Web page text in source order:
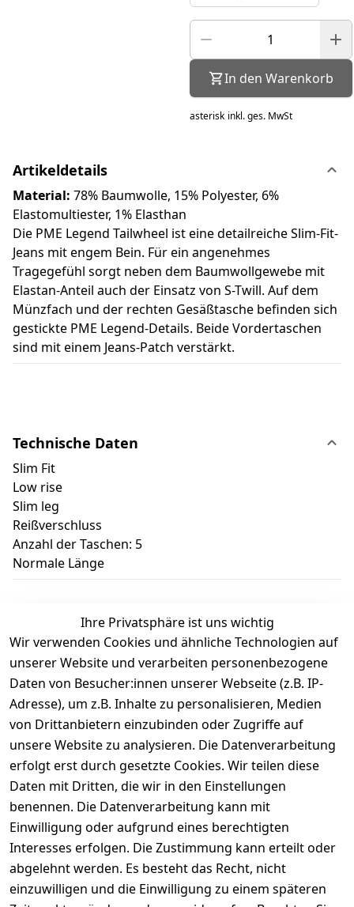
In den Warenkorb
asterisk inkl. ges. MwSt
Artikeldetails
Material: 78% Baumwolle, 15% Polyester, 6%
Elastomultiester, 1% Elasthan
Die PME Legend Tailwheel ist eine detailreiche Slim-Fit-
Jeans mit engem Bein. Für ein angenehmes
Tragegefühl sorgt neben dem Baumwollgewebe mit
Elastan-Anteil auch der Einsatz von S-Twill. Auf dem
Münzfach und der rechten Gesäßtasche befinden sich
gestickte PME Legend-Details. Beide Vordertaschen
sind mit einem Jeans-Patch verstärkt.
Technische Daten
Slim Fit
Low rise
Slim leg
Reißverschluss
Anzahl der Taschen: 5
Normale Länge
Kundenbewertungen
Durchschnittliche Bewertung
0
Basierend auf 0 Bewertung(en)
Bewertung abgeben
( 0 )
4
( 0 )
3
( 0 )
2
( 0 )
1
( 0 )
Ihre Privatsphäre ist uns wichtig
Wir verwenden Cookies und ähnliche Technologien auf
unserer Website und verarbeiten personenbezogene
Daten von Besucher:innen unserer Webseite (z.B. IP-
Adresse), um z.B. Inhalte zu personalisieren, Medien
von Drittanbietern einzubinden oder Zugriffe auf
unsere Website zu analysieren. Die Datenverarbeitung
erfolgt erst durch gesetzte Cookies. Wir teilen diese
Daten mit Dritten, die wir in den Einstellungen
benennen. Die Datenverarbeitung kann mit
Einwilligung oder aufgrund eines berechtigten
Interesses erfolgen. Die Zustimmung kann erteilt oder
abgelehnt werden. Es besteht das Recht, nicht
einzuwilligen und die Einwilligung zu einem späteren